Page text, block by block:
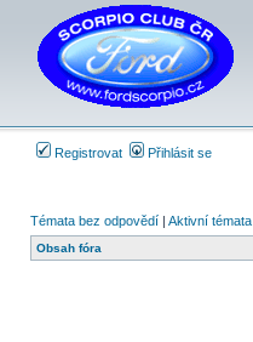
Registrovat Přihlásit se
Témata bez odpovědí | Aktivní témata
Obsah fóra